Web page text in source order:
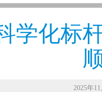
学化标
2025年